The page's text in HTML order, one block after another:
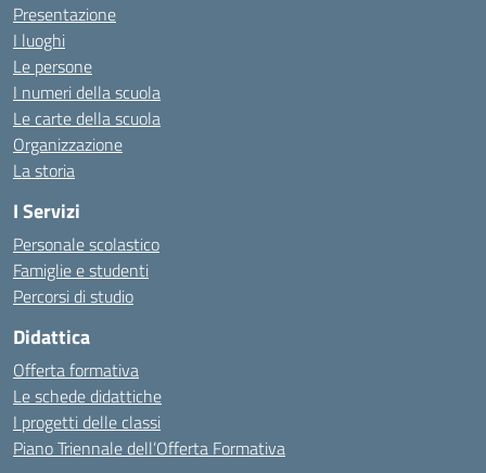
Presentazione
I luoghi
Le persone
I numeri della scuola
Le carte della scuola
Organizzazione
La storia
I Servizi
Personale scolastico
Famiglie e studenti
Percorsi di studio
Didattica
Offerta formativa
Le schede didattiche
I progetti delle classi
Piano Triennale dell’Offerta Formativa